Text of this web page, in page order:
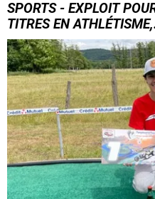
SPORTS - EXPLOIT
TITRES EN